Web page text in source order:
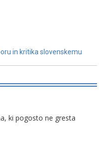
in kritika slovenskemu
ki pogosto ne gresta